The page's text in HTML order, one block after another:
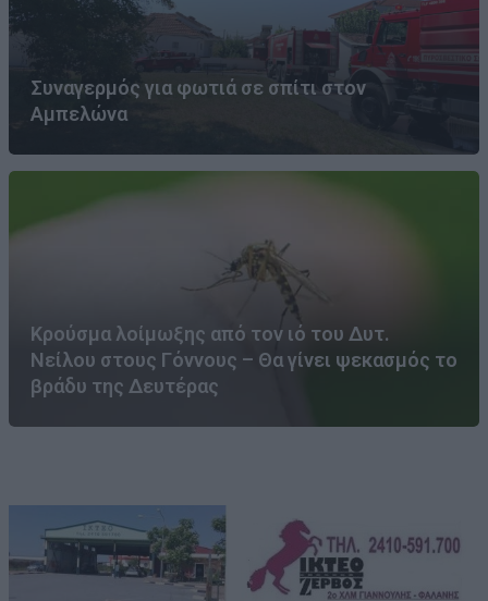
Συναγερμός για φωτιά σε σπίτι στον
Αμπελώνα
Κρούσμα λοίμωξης από τον ιό του Δυτ.
Νείλου στους Γόννους – Θα γίνει ψεκασμός το
βράδυ της Δευτέρας